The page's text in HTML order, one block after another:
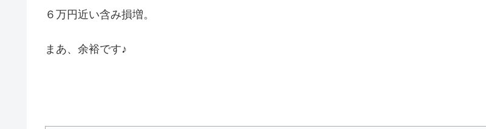
６万円近い含み損増。
まあ、余裕です♪